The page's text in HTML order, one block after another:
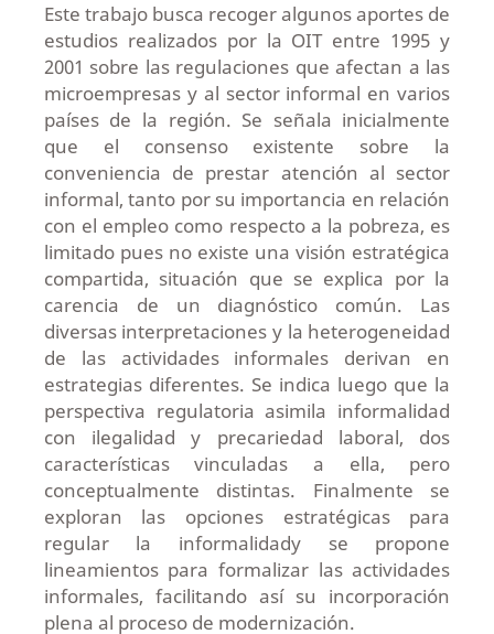
Este trabajo busca recoger algunos aportes de
estudios realizados por la OIT entre 1995 y
2001 sobre las regulaciones que afectan a las
microempresas y al sector informal en varios
países de la región. Se señala inicialmente
que el consenso existente sobre la
conveniencia de prestar atención al sector
informal, tanto por su importancia en relación
con el empleo como respecto a la pobreza, es
limitado pues no existe una visión estratégica
compartida, situación que se explica por la
carencia de un diagnóstico común. Las
diversas interpretaciones y la heterogeneidad
de las actividades informales derivan en
estrategias diferentes. Se indica luego que la
perspectiva regulatoria asimila informalidad
con ilegalidad y precariedad laboral, dos
características vinculadas a ella, pero
conceptualmente distintas. Finalmente se
exploran las opciones estratégicas para
regular la informalidady se propone
lineamientos para formalizar las actividades
informales, facilitando así su incorporación
plena al proceso de modernización.